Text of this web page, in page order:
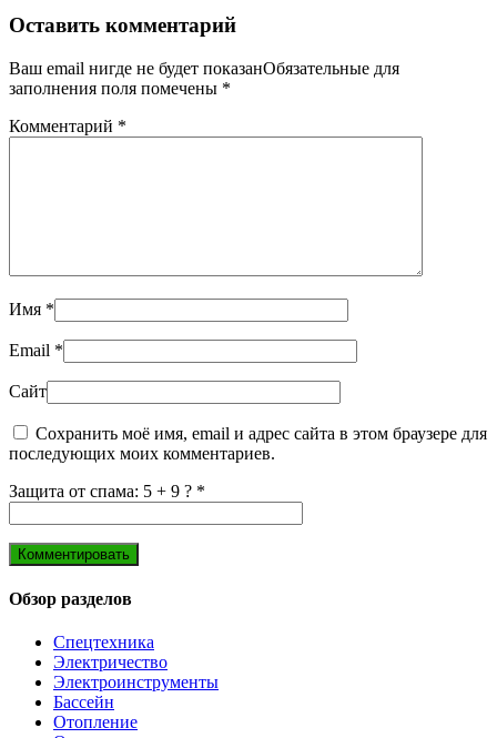
Оставить комментарий
Ваш email нигде не будет показанОбязательные для
заполнения поля помечены *
Комментарий *
Имя *
Email *
Сайт
Сохранить моё имя, email и адрес сайта в этом браузере для
последующих моих комментариев.
Защита от спама: 5 + 9 ? *
Обзор разделов
Спецтехника
Электричество
Электроинструменты
Бассейн
Отопление